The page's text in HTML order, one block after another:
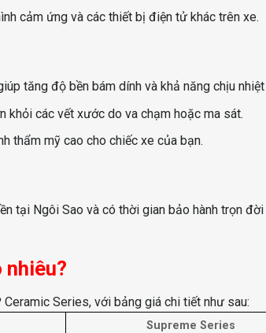
cảm ứng và các thiết bị điện tử khác trên xe.
tăng độ bền bám dính và khả năng chịu
khỏi các vết xước do va chạm hoặc ma sát.
thẩm mỹ cao cho chiếc xe của bạn.
tại Ngôi Sao và có thời gian bảo hành trọn
nhiêu?
Series, với bảng giá chi tiết như sau:
Supreme Series